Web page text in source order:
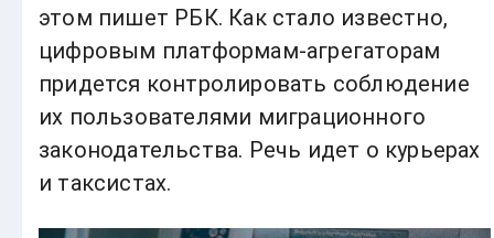
этом пишет РБК. Как стало известно,
цифровым платформам-­агрегаторам
придется контролировать соблюдение
их пользователями миграционного
законодательства. Речь идет о курьерах
и таксистах.